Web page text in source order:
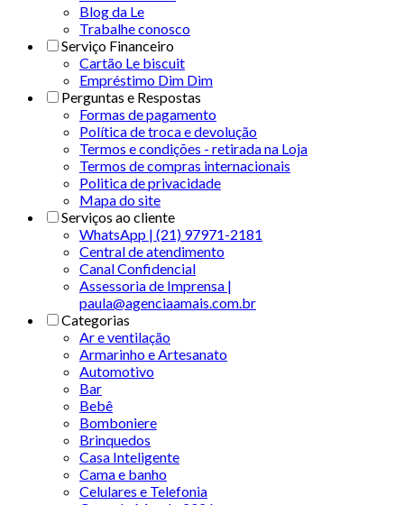
Blog da Le
Trabalhe conosco
Serviço Financeiro
Cartão Le biscuit
Empréstimo Dim Dim
Perguntas e Respostas
Formas de pagamento
Política de troca e devolução
Termos e condições - retirada na Loja
Termos de compras internacionais
Politica de privacidade
Mapa do site
Serviços ao cliente
WhatsApp | (21) 97971-2181
Central de atendimento
Canal Confidencial
Assessoria de Imprensa |
paula@agenciaamais.com.br
Categorias
Ar e ventilação
Armarinho e Artesanato
Automotivo
Bar
Bebê
Bomboniere
Brinquedos
Casa Inteligente
Cama e banho
Celulares e Telefonia